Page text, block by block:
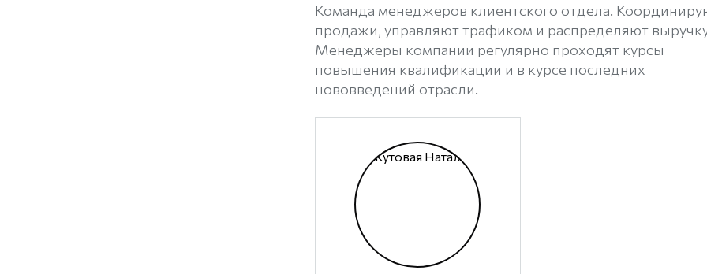
Команда менеджеров клиентского отдела.
продажи, управляют трафиком и распределяют
Менеджеры компании регулярно проходят курсы
повышения квалификации и в курсе последних
нововведений отрасли.